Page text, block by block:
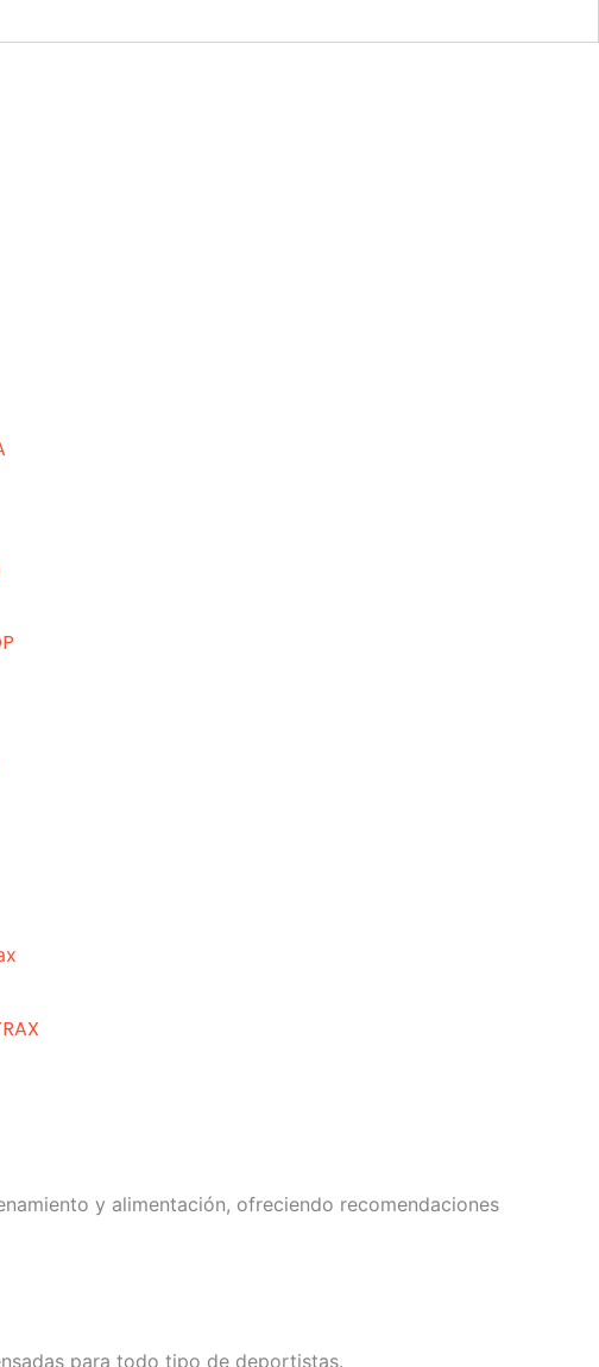
y alimentación, ofreciendo recomendaciones
para todo tipo de deportistas.